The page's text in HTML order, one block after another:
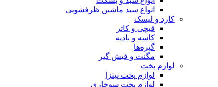
انواع سبد ماشین ظرفشویی
کارد و لیسک
قیچی و کاتر
کاسه و بادیه
گیره‌ها
مگنت و فیش گیر
لوازم پخت
لوازم پخت پیتزا
لوازم پخت سوخاری